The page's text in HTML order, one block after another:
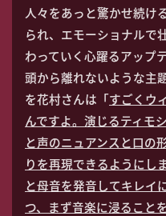
人々をあっと驚かせ続け
られ、エモーショナルで
わっていく心躍るアップ
頭から離れないような主
を花村さんは「すごくウ
んですよ。演じるティモ
と声のニュアンスと口の
りを再現できるようにし
と母音を発音してキレイ
つ、まず音楽に浸ること